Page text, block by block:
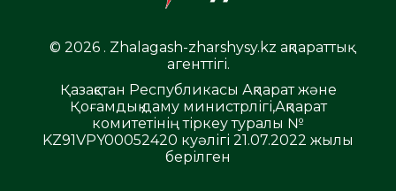
© 2026 . Zhalagash-zharshysy.kz ақпараттық
агенттігі.
Қазақстан Республикасы Ақпарат және
Қоғамдық даму министрлігі,Ақпарат
комитетінің тіркеу туралы №
KZ91VPY00052420 куәлігі 21.07.2022 жылы
берілген